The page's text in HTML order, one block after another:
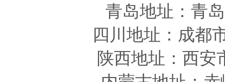
青岛地址 ：青
四川 地址 ：成都
陕西地址 ：西